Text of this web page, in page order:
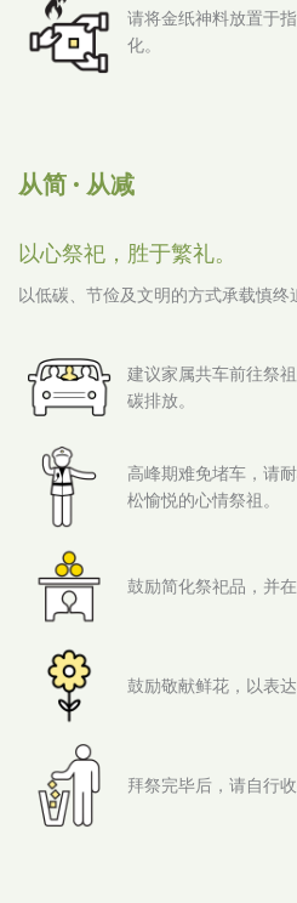
请将金纸神料放置于
化。
从简 · 从减
以心祭祀，胜于繁礼。
以低碳、节俭及文明的方式承载慎终
建议家属共车前往祭
碳排放。
高峰期难免堵车，请
松愉悦的心情祭祖。
鼓励简化祭祀品，并
鼓励敬献鲜花，以表
拜祭完毕后，请自行